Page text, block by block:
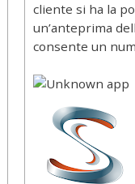
cliente si ha la
un’anteprima
consente un